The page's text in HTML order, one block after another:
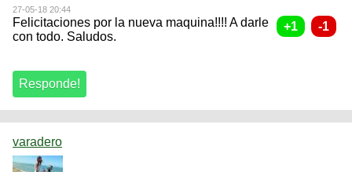
27-05-18 20:44
Felicitaciones por la nueva maquina!!!! A darle
con todo. Saludos.
varadero